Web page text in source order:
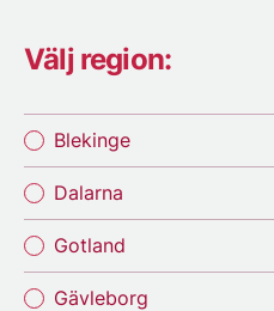
Välj region:
Blekinge
Dalarna
Gotland
Gävleborg